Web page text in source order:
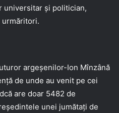
universitar și politician,
urmăritori.
argeșenilor-Ion Mînzână
de unde au venit pe cei
are doar 5482 de
unei jumătați de